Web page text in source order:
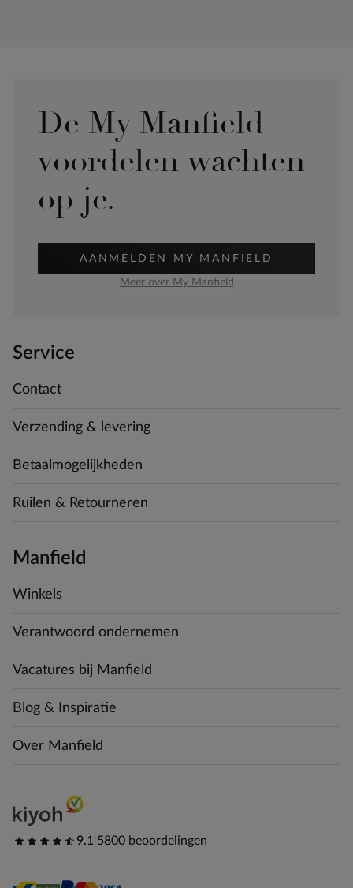
De My Manfield
voordelen wachten
op je.
AANMELDEN MY MANFIELD
Meer over My Manfield
Service
Contact
Verzending & levering
Betaalmogelijkheden
Ruilen & Retourneren
Manfield
Winkels
Verantwoord ondernemen
Vacatures bij Manfield
Blog & Inspiratie
Over Manfield
9.1 5800 beoordelingen